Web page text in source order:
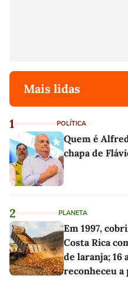
Mais lidas
1 POLÍTICA
Quem é
chapa de
2 PLANETA
Em 1997,
Costa Rica
de laranja; 16
reconheceu a